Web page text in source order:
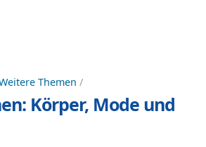
Themen /
Körper, Mode und